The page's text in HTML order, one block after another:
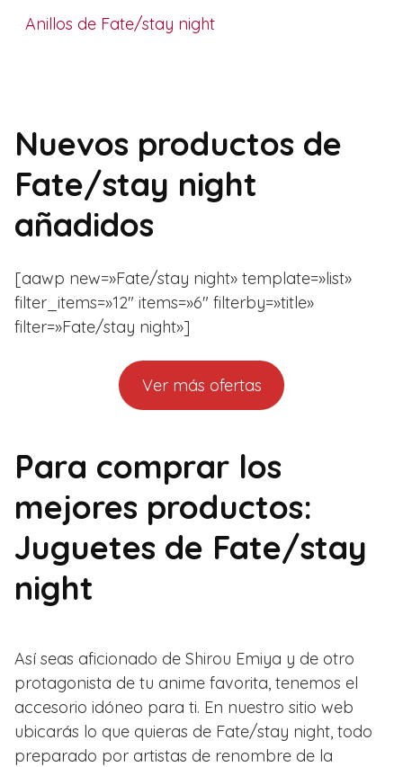
Anillos de Fate/stay night
Nuevos productos de
Fate/stay night
añadidos
[aawp new=»Fate/stay night» template=»list»
filter_items=»12″ items=»6″ filterby=»title»
filter=»Fate/stay night»]
Ver más ofertas
Para comprar los
mejores productos:
Juguetes de Fate/stay
night
Así seas aficionado de Shirou Emiya y de otro
protagonista de tu anime favorita, tenemos el
accesorio idóneo para ti. En nuestro sitio web
ubicarás lo que quieras de Fate/stay night, todo
preparado por artistas de renombre de la